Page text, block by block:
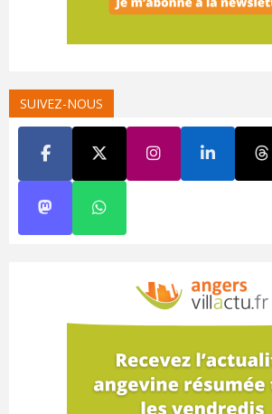
SUIVEZ-NOUS